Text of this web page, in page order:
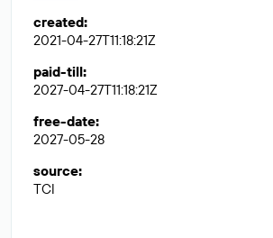
created:
2021-04-27T11:18:21Z
paid-till:
2027-04-27T11:18:21Z
free-date:
2027-05-28
source:
TCI